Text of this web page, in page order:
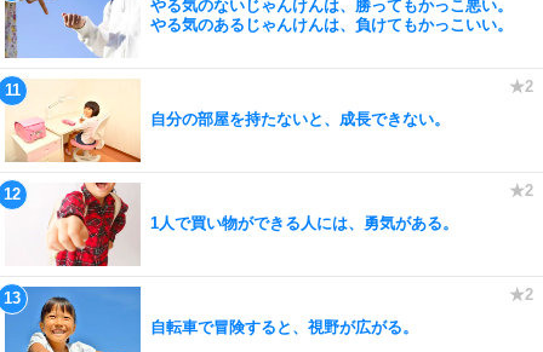
やる気のないじゃんけんは、勝ってもかっこ悪い。
やる気のあるじゃんけんは、負けてもかっこいい。
自分の部屋を持たないと、成長できない。
1人で買い物ができる人には、勇気がある。
自転車で冒険すると、視野が広がる。